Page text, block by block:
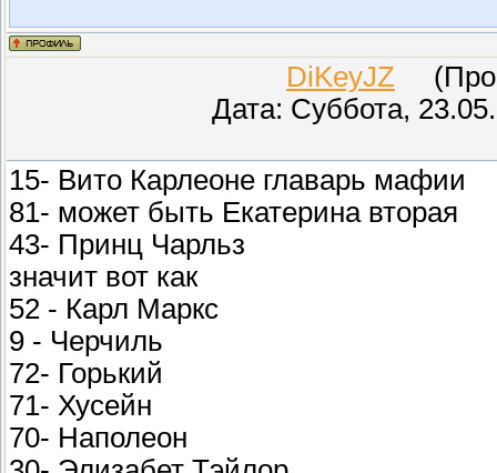
DiKeyJZ
Дата: Суббота,
15- Вито Карлеоне главарь мафии
81- может быть Екатерина вторая
43- Принц Чарльз
значит вот как
52 - Карл Маркс
9 - Черчиль
72- Горький
71- Хусейн
70- Наполеон